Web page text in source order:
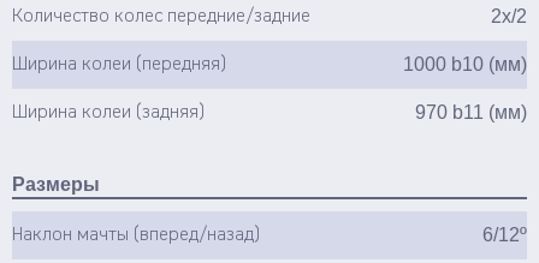
Количество колес передние/задние 2х/2
Ширина колеи (передняя) 1000 b10 (мм)
Ширина колеи (задняя) 970 b11 (мм)
Размеры
Наклон мачты (вперед/назад) 6/12º